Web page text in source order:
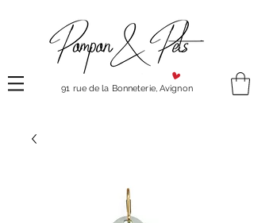
91 rue de la Bonneterie, Avignon